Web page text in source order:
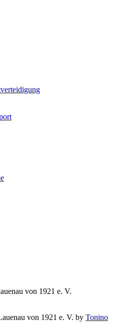
von 1921 e. V.
von 1921 e. V. by Tonino